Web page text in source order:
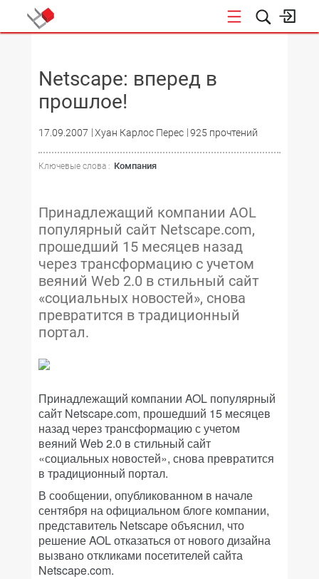
Netscape: вперед в
прошлое!
17.09.2007 Хуан Карлос Перес 925 прочтений
Ключевые слова : Компания
Принадлежащий компании AOL
популярный сайт Netscape.com,
прошедший 15 месяцев назад
через трансформацию с учетом
веяний Web 2.0 в стильный сайт
«социальных новостей», снова
превратится в традиционный
портал.
Принадлежащий компании AOL популярный
сайт Netscape.com, прошедший 15 месяцев
назад через трансформацию с учетом
веяний Web 2.0 в стильный сайт
«социальных новостей», снова превратится
в традиционный портал.
В сообщении, опубликованном в начале
сентября на официальном блоге компании,
представитель Netscape объяснил, что
решение AOL отказаться от нового дизайна
вызвано откликами посетителей сайта
Netscape.com.